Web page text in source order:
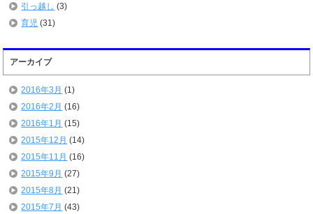
引っ越し (3)
育児 (31)
アーカイブ
2016年3月 (1)
2016年2月 (16)
2016年1月 (15)
2015年12月 (14)
2015年11月 (16)
2015年9月 (27)
2015年8月 (21)
2015年7月 (43)